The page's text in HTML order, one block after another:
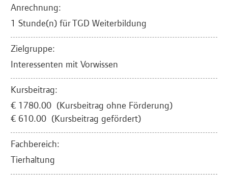
Anrechnung:
1 Stunde(n) für TGD Weiterbildung
Zielgruppe:
Interessenten mit Vorwissen
Kursbeitrag:
€ 1780.00 (Kursbeitrag ohne Förderung)
€ 610.00 (Kursbeitrag gefördert)
Fachbereich:
Tierhaltung